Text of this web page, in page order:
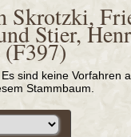
Skrotzki,
Stier,
sind keine Vorfahren
Stammbaum.